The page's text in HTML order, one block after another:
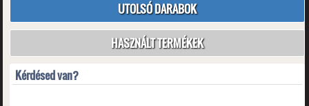
UTOLSÓ DARABOK
HASZNÁLT TERMÉKEK
Kérdésed van?